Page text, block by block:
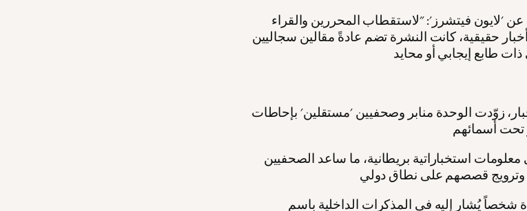
'لايون فيتشرز': "لاستقطاب المحررين والقراء
حقيقية، كانت النشرة تضم عادةً مقالين سجاليين
زوّدت الوحدة منابر وصحفيين 'مستقلين' بإحاطات
استخباراتية بريطانية، ما ساعد الصحفيين
شخصاً يُشار إليه في المذكرات الداخلية باسم